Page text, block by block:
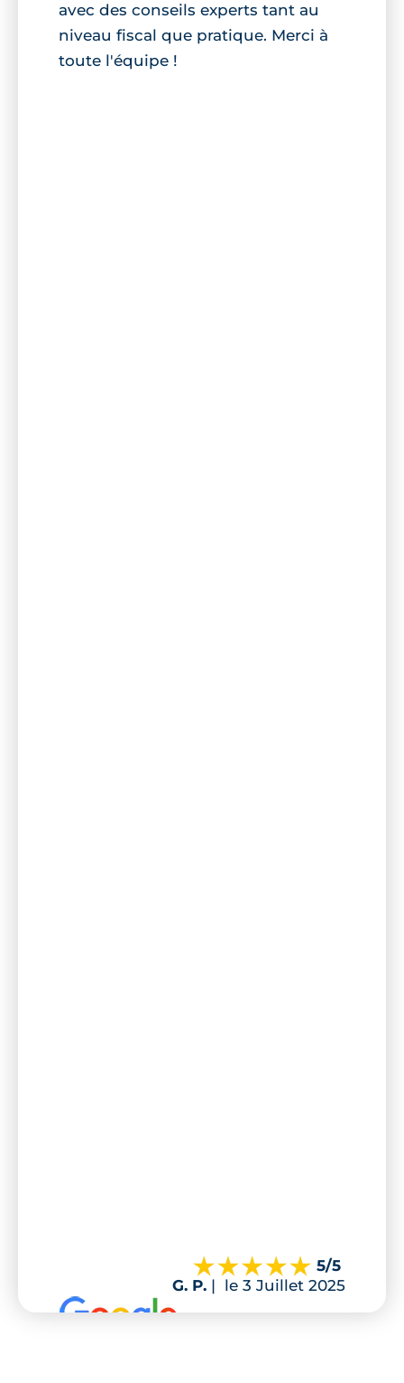
avec des conseils experts tant au
niveau fiscal que pratique. Merci à
toute l'équipe !
5/5
G. P. | le 3 Juillet 2025